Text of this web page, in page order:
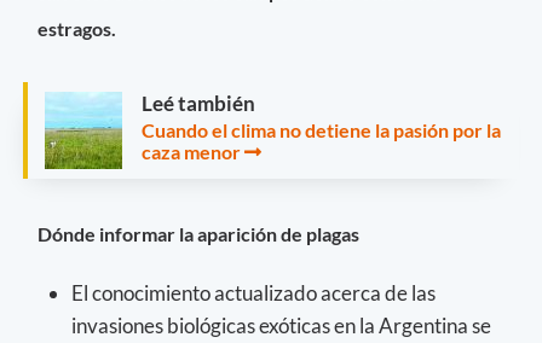
estragos.
Leé también
Cuando el clima no detiene la pasión por la
caza menor
Dónde informar la aparición de plagas
El conocimiento actualizado acerca de las
invasiones biológicas exóticas en la Argentina se